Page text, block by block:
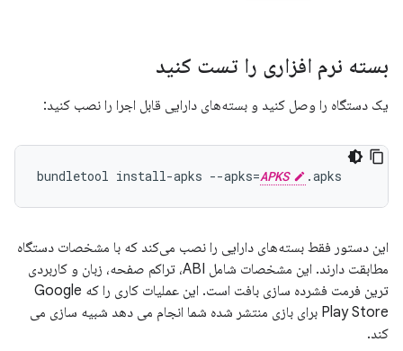
بسته نرم افزاری را تست کنید
یک دستگاه را وصل کنید و بسته‌های دارایی قابل اجرا را نصب کنید:
bundletool install-apks --apks=APKS
این دستور فقط بسته‌های دارایی را نصب می‌کند که با مشخصات دستگاه
مطابقت دارند. این مشخصات شامل ABI، تراکم صفحه، زبان و کاربردی
ترین فرمت فشرده سازی بافت است. این عملیات کاری را که Google
Play Store برای بازی منتشر شده شما انجام می دهد شبیه سازی می
کند.